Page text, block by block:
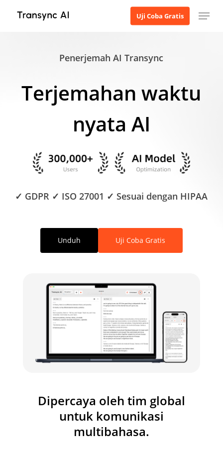
Uji Coba Gratis Menu
Penerjemah AI Transync
Terjemahan waktu
nyata AI
✓ GDPR ✓ ISO 27001 ✓ Sesuai dengan HIPAA
Unduh Uji Coba Gratis
Dipercaya oleh tim global
untuk komunikasi
multibahasa.